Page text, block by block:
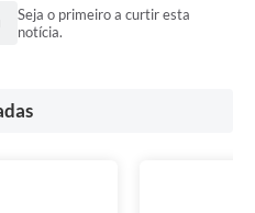
Seja o primeiro a curtir esta
notícia.